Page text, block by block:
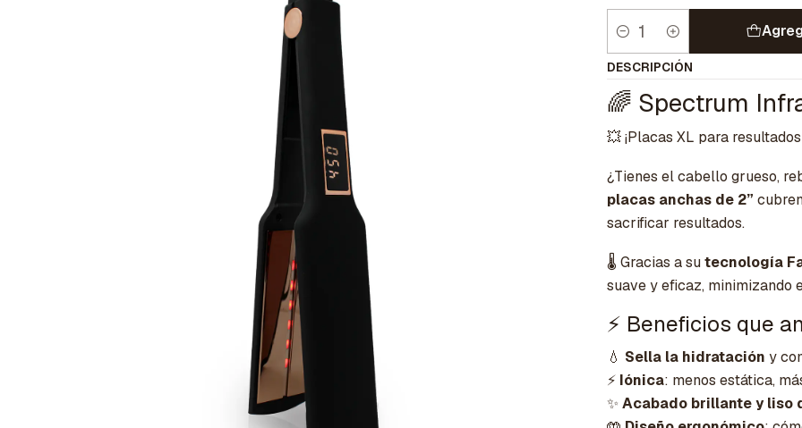
Cantidad
DESCRIPCIÓN
🌈 Spectrum
💥 ¡Placas XL para
¿Tienes el cabello grueso,
placas anchas de 2”
sacrificar resultados.
🌡️ Gracias a sutecnología
suave y eficaz, minimizando
⚡ Beneficios que
💧 Sella la hidratación y
⚡ Iónica: menos estática,
✨ Acabado brillante y liso